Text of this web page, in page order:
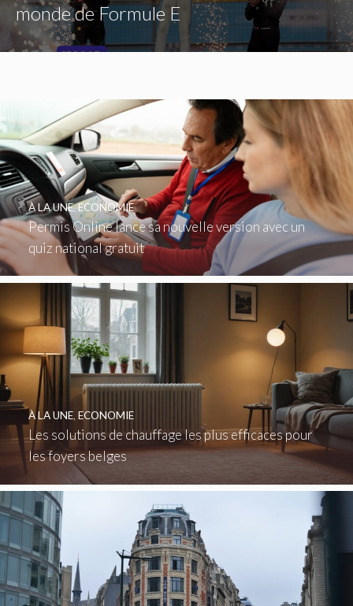
monde de Formule E
Permis Online lance sa nouvelle version avec un
quiz national gratuit
À LA UNE,ECONOMIE
Les solutions de chauffage les plus efficaces pour
les foyers belges
À LA UNE, ECONOMIE